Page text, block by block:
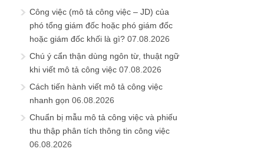
Công việc (mô tả công việc – JD) của
phó tổng giám đốc hoặc phó giám đốc
hoặc giám đốc khối là gì? 07.08.2026
Chú ý cẩn thận dùng ngôn từ, thuật ngữ
khi viết mô tả công việc 07.08.2026
Cách tiến hành viết mô tả công việc
nhanh gọn 06.08.2026
Chuẩn bị mẫu mô tả công việc và phiếu
thu thập phân tích thông tin công việc
06.08.2026